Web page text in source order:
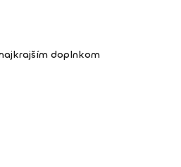
doplnkom